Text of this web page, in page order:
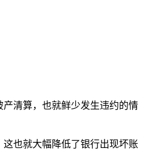
清算，也就鲜少发生违约的情
也就大幅降低了银行出现坏账